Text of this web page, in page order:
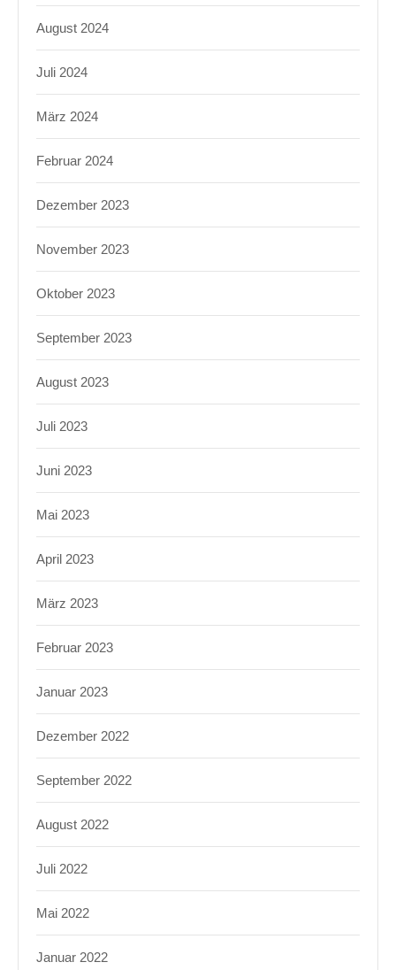
August 2024
Juli 2024
März 2024
Februar 2024
Dezember 2023
November 2023
Oktober 2023
September 2023
August 2023
Juli 2023
Juni 2023
Mai 2023
April 2023
März 2023
Februar 2023
Januar 2023
Dezember 2022
September 2022
August 2022
Juli 2022
Mai 2022
Januar 2022